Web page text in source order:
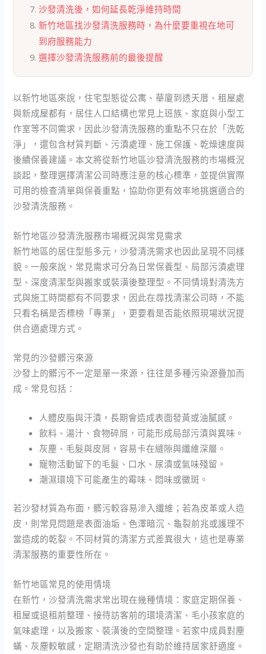
沙發清洗後，如何延長乾淨維持時間
新竹地區找沙發清洗服務時，為什麼要重視在地可
到府服務能力
選擇沙發清洗服務前的最後提醒
以新竹地區來說，住宅型態從公寓、華廈到透天厝、租屋處
與新成屋都有，居住人口結構也常見上班族、家庭與小型工
作室等不同需求，因此沙發清洗服務的重點不只在於「洗乾
淨」，還包含材質判斷、污漬處理、施工保護、乾燥速度與
後續保養建議。本文將從新竹地區沙發清洗服務的市場概況
談起，整理選擇清潔公司時應注意的核心標準，並提供實際
可用的檢查清單與保養重點，協助你更有效率地挑選適合的
沙發清洗服務。
新竹地區沙發清洗服務市場概況與常見需求
新竹地區的居住型態多元，沙發清洗需求也因此呈現不同樣
貌。一般來說，常見需求可分為日常保養型、局部污漬處理
型、深度清潔型與搬家或裝潢後整理型。不同情境對清洗方
式與施工時間都有不同要求，因此在尋找清潔公司時，不能
只看名稱是否標榜「專業」，更要看是否能依照現場狀況提
供合適處理方式。
常見的沙發髒污來源
沙發上的髒污不一定是單一來源，往往是多種污染源疊加而
成。常見包括：
人體皮脂與汗漬，長期會造成表面發黃或油膩感。
飲料、湯汁、食物碎屑，可能形成局部污漬與異味。
灰塵、毛髮與皮屑，容易卡在縫隙與纖維深層。
寵物活動留下的毛髮、口水、尿漬或氣味殘留。
潮濕環境下可能產生的霉味、悶味或黴斑。
若沙發材質為布面，髒污較容易滲入纖維；若為皮革或人造
皮，則常見問題是表面油垢、色澤暗沉、龜裂前兆或護理不
當造成的乾裂。不同材質的清潔方式差異很大，這也是專業
清潔服務的重要性所在。
新竹地區常見的使用情境
在新竹，沙發清洗需求常出現在幾種情境：家庭定期保養、
租屋或退租前整理、接待訪客前的環境清潔、毛小孩家庭的
氣味處理，以及搬家、裝潢後的空間整理。若家中成員對塵
蟎、灰塵較敏感，定期清洗沙發也有助於維持居家舒適度。